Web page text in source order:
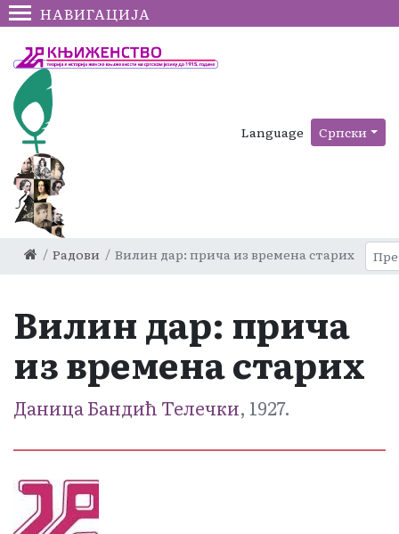
НАВИГАЦИЈА
Language Српски
Радови Вилин дар: прича из времена старих
Вилин дар: прича
из времена старих
Даница Бандић Телечки, 1927.